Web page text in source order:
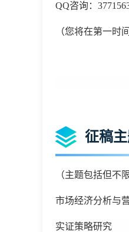
QQ咨询：
（您将在第一时
征稿
（主题包括但不
市场经济分析与
实证策略研究